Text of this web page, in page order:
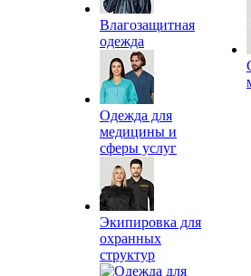
Влагозащитная
одежда
Одежда для
медицины и
сферы услуг
Экипировка для
охранных
структур